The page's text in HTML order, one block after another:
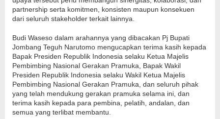
partnership serta komitmen, konsisten maupun konsekuen
dari seluruh stakeholder terkait lainnya.
Budi Waseso dalam arahannya yang dibacakan Pj Bupati
Jombang Teguh Narutomo mengucapkan terima kasih kepada
Bapak Presiden Republik Indonesia selaku Ketua Majelis
Pembimbing Nasional Gerakan Pramuka, Bapak Wakil
Presiden Republik Indonesia selaku Wakil Ketua Majelis
Pembimbing Nasional Gerakan Pramuka, dan seluruh pihak
yang telah mendukung gerakan pramuka selama ini, dan
terima kasih kepada para pembina, pelatih, andalan, dan
semua yang terlibat membantu.